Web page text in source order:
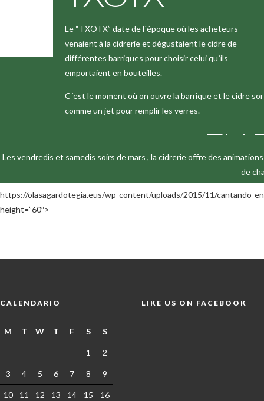
Le “TXOTX” date de l´époque où les acheteurs
venaient à la cidrerie et dégustaient le cidre de
différentes barriques pour choisir celui qu´ils
emportaient en bouteilles.
C´est le moment où on ouvre la barrique et le cidre
comme un jet pour remplir les verres.
EN
Les vendredis et samedis soirs de mars , la cidrerie offre des
de
https://olasagardotegia.eus/wp-content/uploads/2015/11/cantando-
height=”60″>
CALENDARIO
M T W T F S S
1 2
3 4 5 6 7 8 9
10 11 12 13 14 15 16
LIKE US ON FACEBOOK